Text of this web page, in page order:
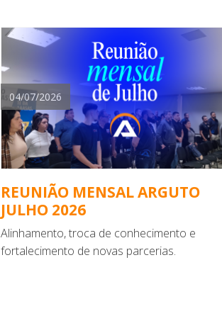
04/07/2026
REUNIÃO MENSAL ARGUTO
JULHO 2026
Alinhamento, troca de conhecimento e
fortalecimento de novas parcerias.